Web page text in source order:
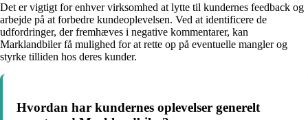
Det er vigtigt for enhver virksomhed at lytte til kundernes feedback og
arbejde på at forbedre kundeoplevelsen. Ved at identificere de
udfordringer, der fremhæves i negative kommentarer, kan
Marklandbiler få mulighed for at rette op på eventuelle mangler og
styrke tilliden hos deres kunder.
Hvordan har kundernes oplevelser generelt